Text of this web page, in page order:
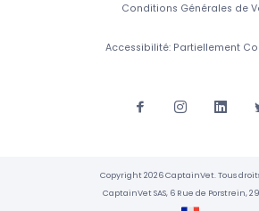
Conditions Générales de
Accessibilité: Partiellement
Copyright 2026 CaptainVet. Tous
CaptainVet SAS, 6 Rue de Porstrein,